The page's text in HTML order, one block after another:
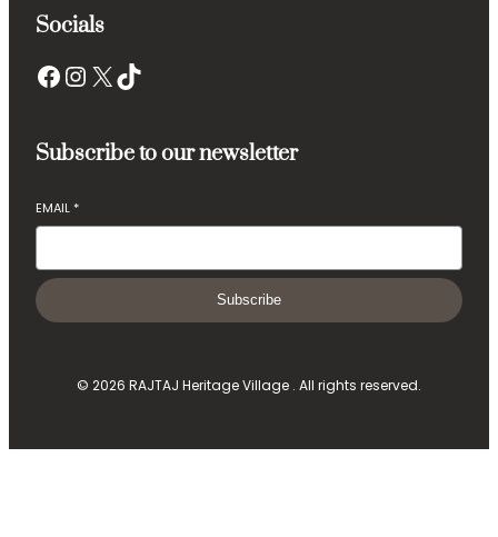
Socials
Facebook InstagramX TikTok
Subscribe to our newsletter
EMAIL *
Subscribe
© 2026 RAJTAJ Heritage Village . All rights reserved.